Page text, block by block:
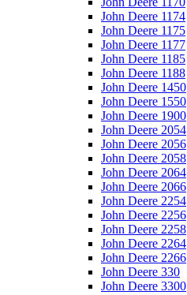
John Deere 1174
John Deere 1175
John Deere 1177
John Deere 1185
John Deere 1188
John Deere 1450
John Deere 1550
John Deere 1900
John Deere 2054
John Deere 2056
John Deere 2058
John Deere 2064
John Deere 2066
John Deere 2254
John Deere 2256
John Deere 2258
John Deere 2264
John Deere 2266
John Deere 330
John Deere 3300